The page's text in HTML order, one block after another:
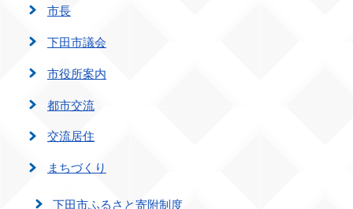
市長
下田市議会
市役所案内
都市交流
交流居住
まちづくり
下田市ふるさと寄附制度